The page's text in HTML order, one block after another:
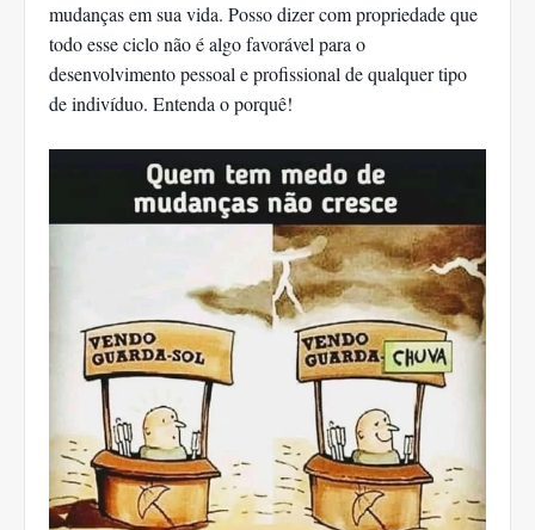
mudanças em sua vida. Posso dizer com propriedade que
todo esse ciclo não é algo favorável para o
desenvolvimento pessoal e profissional de qualquer tipo
de indivíduo. Entenda o porquê!